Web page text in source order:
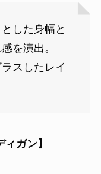
した身幅と
を演出。
スしたレイ
ガン】